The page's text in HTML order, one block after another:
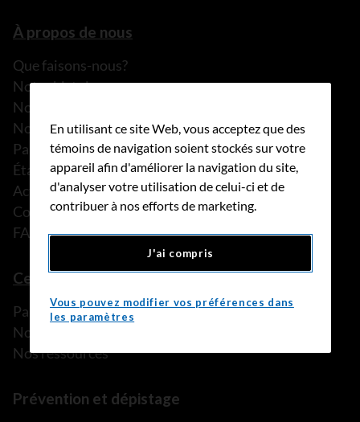
À propos de nous
Que faisons-nous?
Notre histoire
Nos histoires
Notre équipe
Partenariats
États financiers
Actualités
Communiqués de presse
FAQ
Ce que nous pouvons faire
Parler à une personne de confiance
Nos programmes et services
Nos ressources
Prévention et dépistage
En utilisant ce site Web, vous acceptez que des
témoins de navigation soient stockés sur votre
appareil afin d'améliorer la navigation du site,
d'analyser votre utilisation de celui-ci et de
contribuer à nos efforts de marketing.
J'ai compris
Vous pouvez modifier vos préférences dans
les paramètres